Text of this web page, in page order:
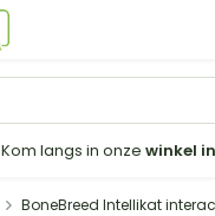
Kom langs in onze winkel
BoneBreed Intellikat